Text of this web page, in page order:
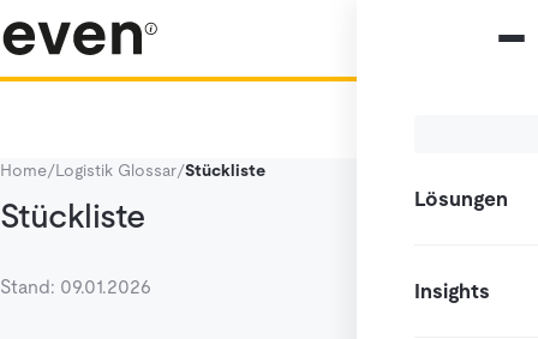
Lösungen
Insights
Home/Logistik Glossar/Stückliste
Stückliste
Stand: 09.01.2026